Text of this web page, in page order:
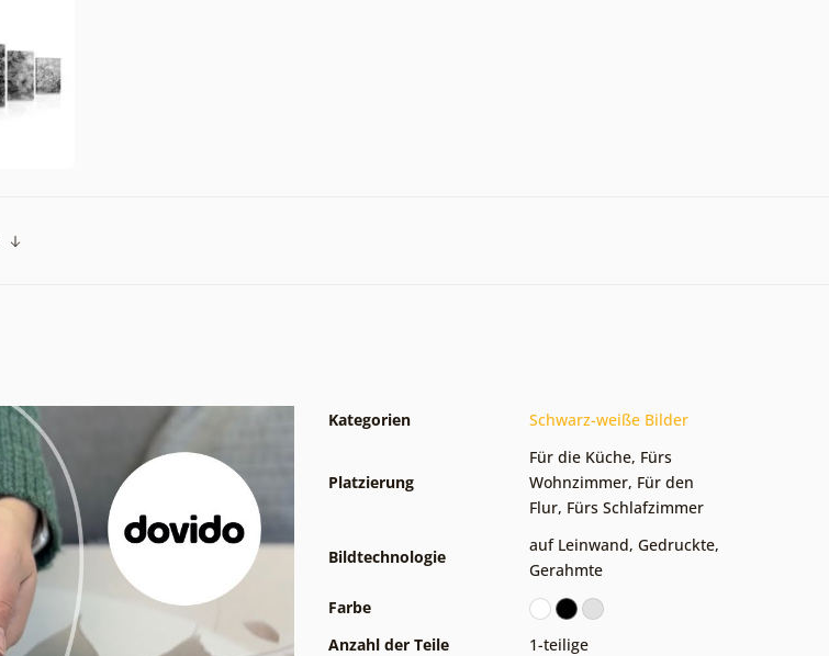
Kategorien Schwarz-weiße Bilder
Platzierung
Für die Küche, Fürs
Wohnzimmer, Für den
Flur, Fürs Schlafzimmer
Bildtechnologie
auf Leinwand, Gedruckte,
Gerahmte
Farbe
Anzahl der Teile
1-teilige